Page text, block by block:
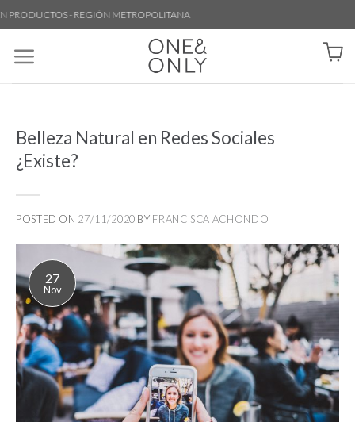
- REGIÓN METROPOLITANA
Belleza Natural en Redes Sociales
¿Existe?
POSTED ON 27/11/2020 BY FRANCISCA ACHONDO
27
Nov